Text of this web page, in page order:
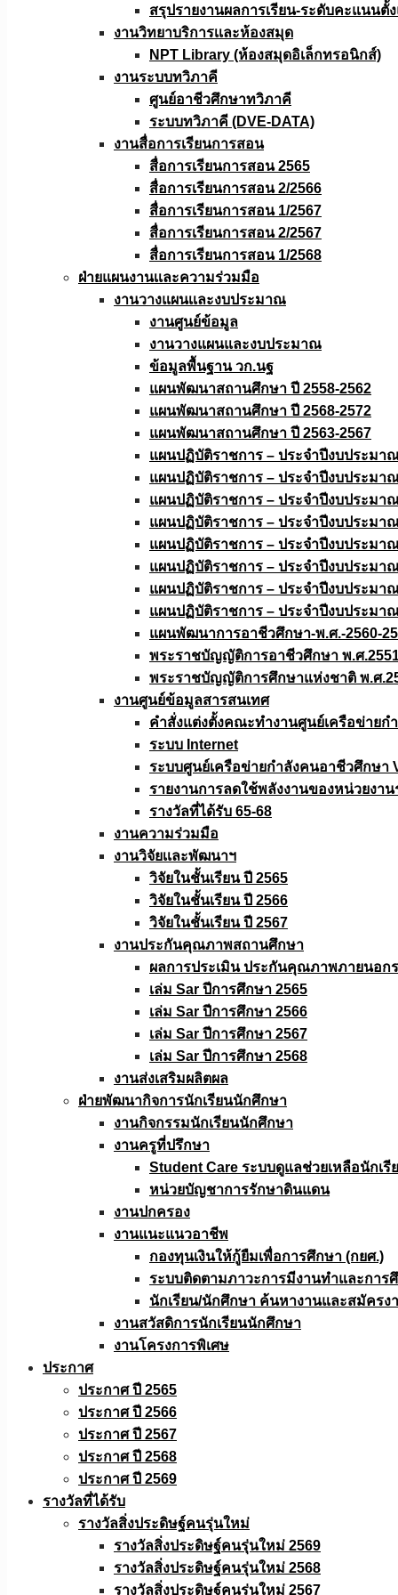
สรุปรายงานผลการเรียน-ระดับคะแนนตั้
งานวิทยาบริการเเละห้องสมุด
NPT Library (ห้องสมุดอิเล็กทรอนิกส์)
งานระบบทวิภาคี
ศูนย์อาชีวศึกษาทวิภาคี
ระบบทวิภาคี (DVE-DATA)
งานสื่อการเรียนการสอน
สื่อการเรียนการสอน 2565
สื่อการเรียนการสอน 2/2566
สื่อการเรียนการสอน 1/2567
สื่อการเรียนการสอน 2/2567
สื่อการเรียนการสอน 1/2568
ฝ่ายแผนงานเเละความร่วมมือ
งานวางแผนเเละงบประมาณ
งานศูนย์ข้อมูล
งานวางแผนและงบประมาณ
ข้อมูลพื้นฐาน วก.นฐ
แผนพัฒนาสถานศึกษา ปี 2558-2562
แผนพัฒนาสถานศึกษา ปี 2568-2572
แผนพัฒนาสถานศึกษา ปี 2563-2567
แผนปฏิบัติราชการ – ประจำปีงบประมา
แผนปฏิบัติราชการ – ประจำปีงบประมา
แผนปฏิบัติราชการ – ประจำปีงบประมา
แผนปฏิบัติราชการ – ประจำปีงบประมา
แผนปฏิบัติราชการ – ประจำปีงบประมา
แผนปฏิบัติราชการ – ประจำปีงบประมา
แผนปฏิบัติราชการ – ประจำปีงบประมา
แผนปฏิบัติราชการ – ประจำปีงบประมา
แผนพัฒนาการอาชีวศึกษา-พ.ศ.-2560-
พระราชบัญญัติการอาชีวศึกษา พ.ศ
พระราชบัญญัติการศึกษาแห่งชาติ พ.ศ
งานศูนย์ข้อมูลสารสนเทศ
คำสั่งแต่งตั้งคณะทำงานศูนย์เครือข่าย
ระบบ Internet
ระบบศูนย์เครือข่ายกำลังคนอาชีวศึกษา
รายงานการลดใช้พลังงานของหน่วยงา
รางวัลที่ได้รับ 65-68
งานความร่วมมือ
งานวิจัยเเละพัฒนาฯ
วิจัยในชั้นเรียน ปี 2565
วิจัยในชั้นเรียน ปี 2566
วิจัยในชั้นเรียน ปี 2567
งานประกันคุณภาพสถานศึกษา
ผลการประเมิน ประกันคุณภาพภายนอก
เล่ม Sar ปีการศึกษา 2565
เล่ม Sar ปีการศึกษา 2566
เล่ม Sar ปีการศึกษา 2567
เล่ม Sar ปีการศึกษา 2568
งานส่งเสริมผลิตผล
ฝ่ายพัฒนากิจการนักเรียนนักศึกษา
งานกิจกรรมนักเรียนนักศึกษา
งานครูที่ปรึกษา
Student Care ระบบดูแลช่วยเหลือนักเรี
หน่วยบัญชาการรักษาดินแดน
งานปกครอง
งานแนะแนวอาชีพ
กองทุนเงินให้กู้ยืมเพื่อการศึกษา (กยศ.)
ระบบติดตามภาวะการมีงานทำและการ
นักเรียน/นักศึกษา ค้นหางานและสมัครง
งานสวัสดิการนักเรียนนักศึกษา
งานโครงการพิเศษ
ประกาศ
ประกาศ ปี 2565
ประกาศ ปี 2566
ประกาศ ปี 2567
ประกาศ ปี 2568
ประกาศ ปี 2569
รางวัลที่ได้รับ
รางวัลสิ่งประดิษฐ์คนรุ่นใหม่
รางวัลสิ่งประดิษฐ์คนรุ่นใหม่ 2569
รางวัลสิ่งประดิษฐ์คนรุ่นใหม่ 2568
รางวัลสิ่งประดิษฐ์คนรุ่นใหม่ 2567